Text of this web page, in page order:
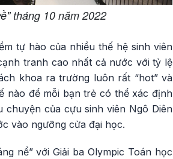
tháng 10 năm 2022
tự hào của nhiều thế hệ sinh viên
tranh cao nhất cả nước với tỷ lệ
khoa ra trường luôn rất “hot” và
nào để mỗi bạn trẻ có thể xác định
của cựu sinh viên Ngô Diên
vào ngưỡng cửa đại học.
nể” với Giải ba Olympic Toán học